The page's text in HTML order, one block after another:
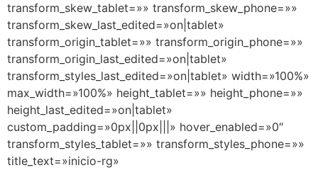
transform_skew_tablet=»» transform_skew_phone=»»
transform_skew_last_edited=»on|tablet»
transform_origin_tablet=»» transform_origin_phone=»»
transform_origin_last_edited=»on|tablet»
transform_styles_last_edited=»on|tablet» width=»100%»
max_width=»100%» height_tablet=»» height_phone=»»
height_last_edited=»on|tablet»
custom_padding=»0px||0px|||» hover_enabled=»0″
transform_styles_tablet=»» transform_styles_phone=»»
title_text=»inicio-rg»